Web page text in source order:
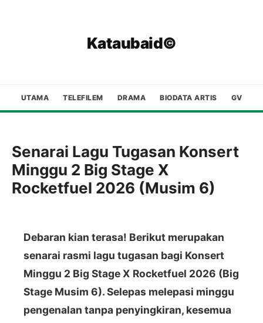
Kataubaid©
UTAMA TELEFILEM DRAMA BIODATA ARTIS GV
Senarai Lagu Tugasan Konsert
Minggu 2 Big Stage X
Rocketfuel 2026 (Musim 6)
Debaran kian terasa! Berikut merupakan
senarai rasmi lagu tugasan bagi Konsert
Minggu 2 Big Stage X Rocketfuel 2026 (Big
Stage Musim 6). Selepas melepasi minggu
pengenalan tanpa penyingkiran, kesemua